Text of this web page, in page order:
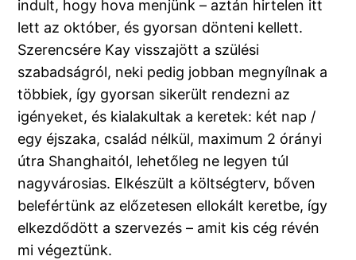
indult, hogy hova menjünk – aztán hirtelen itt
lett az október, és gyorsan dönteni kellett.
Szerencsére Kay visszajött a szülési
szabadságról, neki pedig jobban megnyílnak a
többiek, így gyorsan sikerült rendezni az
igényeket, és kialakultak a keretek: két nap /
egy éjszaka, család nélkül, maximum 2 órányi
útra Shanghaitól, lehetőleg ne legyen túl
nagyvárosias. Elkészült a költségterv, bőven
belefértünk az előzetesen ellokált keretbe, így
elkezdődött a szervezés – amit kis cég révén
mi végeztünk.